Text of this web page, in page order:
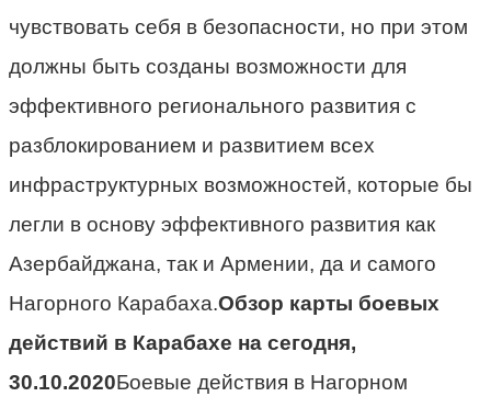
чувствовать себя в безопасности, но при этом
должны быть созданы возможности для
эффективного регионального развития с
разблокированием и развитием всех
инфраструктурных возможностей, которые бы
легли в основу эффективного развития как
Азербайджана, так и Армении, да и самого
Нагорного Карабаха.Обзор карты боевых
действий в Карабахе на сегодня,
30.10.2020Боевые действия в Нагорном